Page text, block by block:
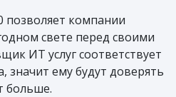
позволяет компании
свете перед своими
ИТ услуг соответствует
значит ему будут доверять
больше.